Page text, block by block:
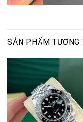
SẢN PHẨM TƯƠNG